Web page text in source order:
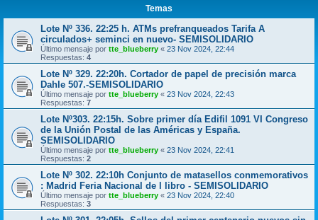
Temas
Lote Nº 336. 22:25 h. ATMs prefranqueados Tarifa A
circulados+ seminci en nuevo- SEMISOLIDARIO
Último mensaje por tte_blueberry « 23 Nov 2024, 22:44
Respuestas: 4
Lote Nº 329. 22:20h. Cortador de papel de precisión marca
Dahle 507.-SEMISOLIDARIO
Último mensaje por tte_blueberry « 23 Nov 2024, 22:43
Respuestas: 7
Lote Nº303. 22:15h. Sobre primer día Edifil 1091 VI Congreso
de la Unión Postal de las Américas y España.
SEMISOLIDARIO
Último mensaje por tte_blueberry « 23 Nov 2024, 22:41
Respuestas: 2
Lote Nº 302. 22:10h Conjunto de matasellos conmemorativos
: Madrid Feria Nacional de l libro - SEMISOLIDARIO
Último mensaje por tte_blueberry « 23 Nov 2024, 22:40
Respuestas: 3